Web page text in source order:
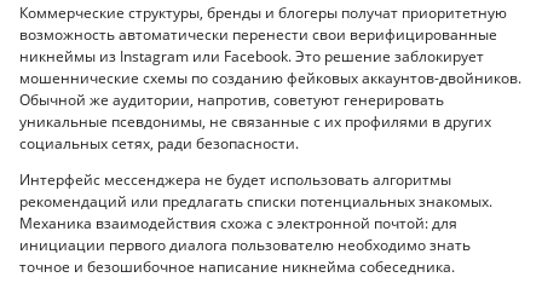
Коммерческие структуры, бренды и блогеры получат приоритетную
возможность автоматически перенести свои верифицированные
никнеймы из Instagram или Facebook. Это решение заблокирует
мошеннические схемы по созданию фейковых аккаунтов-двойников.
Обычной же аудитории, напротив, советуют генерировать
уникальные псевдонимы, не связанные с их профилями в других
социальных сетях, ради безопасности.
Интерфейс мессенджера не будет использовать алгоритмы
рекомендаций или предлагать списки потенциальных знакомых.
Механика взаимодействия схожа с электронной почтой: для
инициации первого диалога пользователю необходимо знать
точное и безошибочное написание никнейма собеседника.